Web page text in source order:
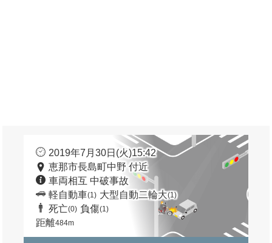
2019年7月30日(火)15:42
恵那市長島町中野 付近
車両相互 中破事故
軽自動車(1) 大型自動二輪大(1)
死亡(0) 負傷(1)
距離484m